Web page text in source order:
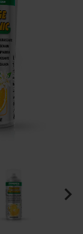
navigate_next